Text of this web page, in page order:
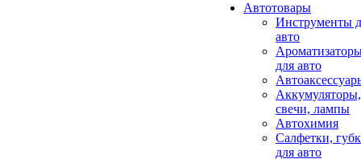
Автотовары
Инструменты
авто
для авто
Аккумуляторы,
свечи, лампы
Автохимия
Салфетки,
для авто